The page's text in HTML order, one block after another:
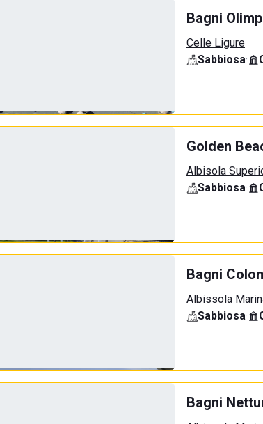
Bagni
Celle Ligure
Sabbiosa·
Golden
Albisola
Sabbiosa·
Bagni
Albissola
Sabbiosa·
Bagni